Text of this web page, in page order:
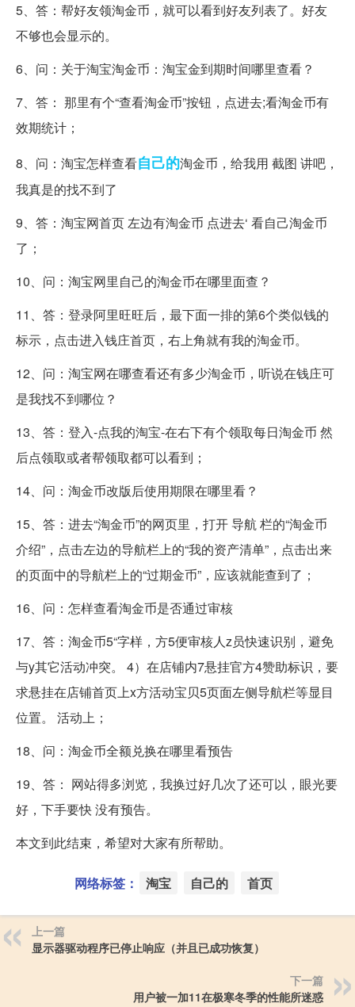
5、答：帮好友领淘金币，就可以看到好友列表了。好友
不够也会显示的。
6、问：关于淘宝淘金币：淘宝金到期时间哪里查看？
7、答： 那里有个“查看淘金币”按钮，点进去;看淘金币有
效期统计；
8、问：淘宝怎样查看自己的淘金币，给我用 截图 讲吧，
我真是的找不到了
9、答：淘宝网首页 左边有淘金币 点进去‘ 看自己淘金币
了；
10、问：淘宝网里自己的淘金币在哪里面查？
11、答：登录阿里旺旺后，最下面一排的第6个类似钱的
标示，点击进入钱庄首页，右上角就有我的淘金币。
12、问：淘宝网在哪查看还有多少淘金币，听说在钱庄可
是我找不到哪位？
13、答：登入-点我的淘宝-在右下有个领取每日淘金币 然
后点领取或者帮领取都可以看到；
14、问：淘金币改版后使用期限在哪里看？
15、答：进去“淘金币”的网页里，打开 导航 栏的“淘金币
介绍”，点击左边的导航栏上的“我的资产清单”，点击出来
的页面中的导航栏上的“过期金币”，应该就能查到了；
16、问：怎样查看淘金币是否通过审核
17、答：淘金币5“字样，方5便审核人z员快速识别，避免
与y其它活动冲突。 4）在店铺内7悬挂官方4赞助标识，要
求悬挂在店铺首页上x方活动宝贝5页面左侧导航栏等显目
位置。 活动上；
18、问：淘金币全额兑换在哪里看预告
19、答： 网站得多浏览，我换过好几次了还可以，眼光要
好，下手要快 没有预告。
本文到此结束，希望对大家有所帮助。
网络标签： 淘宝 自己的 首页
上一篇
显示器驱动程序已停止响应（并且已成功恢复）
下一篇
用户被一加11在极寒冬季的性能所迷惑